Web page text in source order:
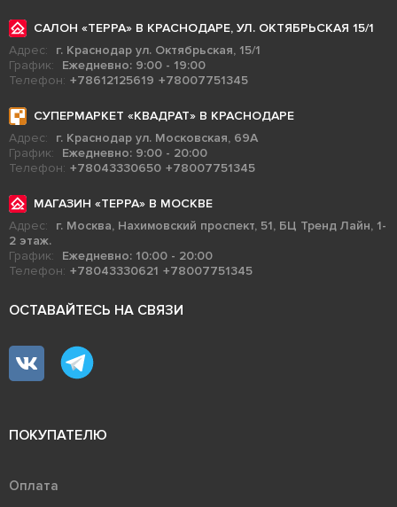
САЛОН «ТЕРРА» В КРАСНОДАРЕ, УЛ. ОКТЯБРЬСКАЯ 15/1
Адрес:
г. Краснодар ул. Октябрьская, 15/1
График:
Ежедневно: 9:00 - 19:00
Телефон: +78612125619 +78007751345
СУПЕРМАРКЕТ «КВАДРАТ» В КРАСНОДАРЕ
Адрес:
г. Краснодар ул. Московская, 69А
График:
Ежедневно: 9:00 - 20:00
Телефон: +78043330650 +78007751345
МАГАЗИН «ТЕРРА» В МОСКВЕ
Адрес:
г. Москва, Нахимовский проспект, 51, БЦ Тренд Лайн, 1-
2 этаж.
График:
Ежедневно: 10:00 - 20:00
Телефон: +78043330621 +78007751345
ОСТАВАЙТЕСЬ НА СВЯЗИ
ПОКУПАТЕЛЮ
Оплата